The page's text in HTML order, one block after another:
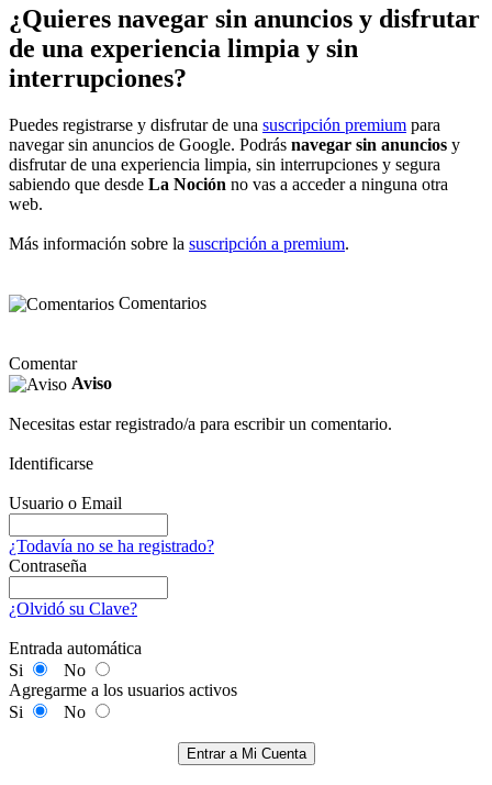
¿Quieres navegar sin anuncios y disfrutar
de una experiencia limpia y sin
interrupciones?
Puedes registrarse y disfrutar de una suscripción premium para
navegar sin anuncios de Google. Podrás navegar sin anuncios y
disfrutar de una experiencia limpia, sin interrupciones y segura
sabiendo que desde La Noción no vas a acceder a ninguna otra
web.
Más información sobre la suscripción a premium.
Comentarios
Comentar
Aviso
Necesitas estar registrado/a para escribir un comentario.
Identificarse
Usuario o Email
¿Todavía no se ha registrado?
Contraseña
¿Olvidó su Clave?
Entrada automática
Si
No
Agregarme a los usuarios activos
Si
No
Entrar a Mi Cuenta